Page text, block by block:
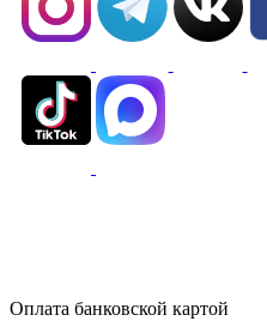
Оплата банковской картой